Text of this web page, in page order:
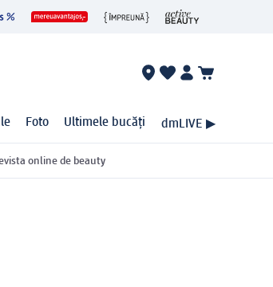
Foto Ultimele bucăți dmLIVE ▶
online de beauty